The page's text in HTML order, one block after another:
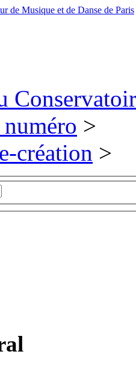
>
création >